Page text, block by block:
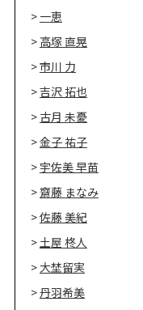
一恵
高塚 直晃
市川 力
吉沢 拓也
古月 未憂
金子 祐子
宇佐美 早苗
齋藤 まなみ
佐藤 美紀
土屋 柊人
大埜留実
丹羽希美